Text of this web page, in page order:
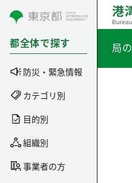
コンテンツにスキップ
都全体で探す
防災・緊急情報
カテゴリ別
目的別
組織別
事業者の方
局